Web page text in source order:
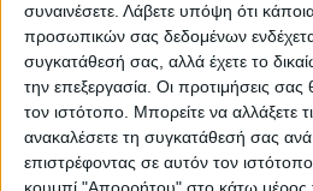
συναινέσετε. Λάβετε υπόψη ότι
προσωπικών σας δεδομένων
συγκατάθεσή σας, αλλά έχετε το
την επεξεργασία. Οι προτιμήσεις
τον ιστότοπο. Μπορείτε να αλλάξετε
ανακαλέσετε τη συγκατάθεσή σας
επιστρέφοντας σε αυτόν τον
της χώρας, στην
κατοικία των ιδίων ή
δεύτερου βαθμού ή του
αντίστοιχη Σχολή ή
πληρούν τη βάση
του άρθρου 72 του ν.